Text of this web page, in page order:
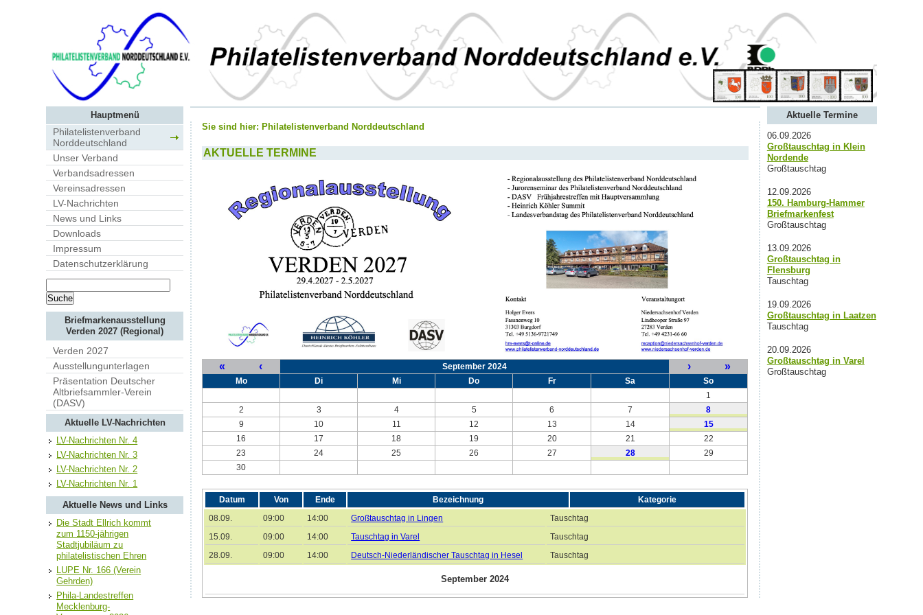
Hauptmenü
Philatelistenverband
Norddeutschland
Unser Verband
Verbandsadressen
Vereinsadressen
LV-Nachrichten
News und Links
Downloads
Impressum
Datenschutzerklärung
Briefmarkenausstellung
Verden 2027 (Regional)
Verden 2027
Ausstellungunterlagen
Präsentation Deutscher
Altbriefsammler-Verein
(DASV)
Aktuelle LV-Nachrichten
LV-Nachrichten Nr. 4
LV-Nachrichten Nr. 3
LV-Nachrichten Nr. 2
LV-Nachrichten Nr. 1
Aktuelle News und Links
Die Stadt Ellrich kommt
zum 1150-jährigen
Stadtjubiläum zu
philatelistischen Ehren
LUPE Nr. 166 (Verein
Gehrden)
Phila-Landestreffen
Mecklenburg-
Aktuelle Termine
06.09.2026
Großtauschtag in Klein
Nordende
Großtauschtag
12.09.2026
150. Hamburg-Hammer
Briefmarkenfest
Großtauschtag
13.09.2026
Großtauschtag in
Flensburg
Tauschtag
19.09.2026
Großtauschtag in Laatzen
Tauschtag
20.09.2026
Großtauschtag in Varel
Großtauschtag
Sie sind hier: Philatelistenverband Norddeutschland
AKTUELLE TERMINE
« ‹ September 2024 › »
Mo Di Mi Do Fr Sa
So
1
2
3 4 5 6 7
8
9
10 11 12 13 14
15
16
17 18 19 20 21
22
23
24 25 26 27 28
29
30
Datum Von Ende Bezeichnung
Kategorie
08.09.
09:00 14:00 Großtauschtag in Lingen
Tauschtag
15.09.
09:00 14:00 Tauschtag in Varel
Tauschtag
28.09.
09:00 14:00 Deutsch-Niederländischer Tauschtag in Hesel Tauschtag
September 2024